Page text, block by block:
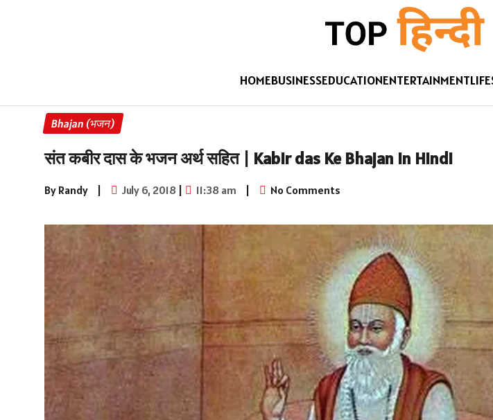
HOMEBUSINESSEDUCATIONENTERTAINMENT
Bhajan (भजन)
संत कबीर दास के भजन अर्थ सहित | Kabir das Ke Bhajan in Hindi
By Randy | July 6, 2018 | 11:38 am | No Comments